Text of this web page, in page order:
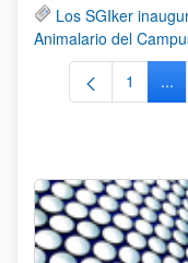
Los SGIker
Animalario del
Página
1 ...